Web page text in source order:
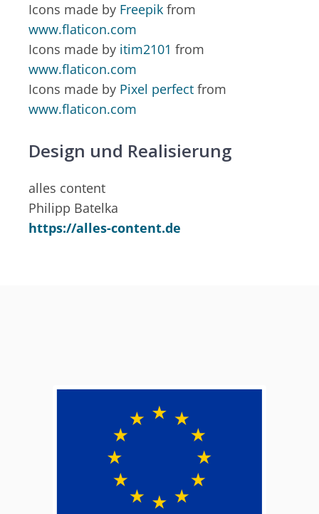
Icons made by Freepik from
www.flaticon.com
Icons made by itim2101 from
www.flaticon.com
Icons made by Pixel perfect from
www.flaticon.com
Design und Realisierung
alles content
Philipp Batelka
https://alles-content.de